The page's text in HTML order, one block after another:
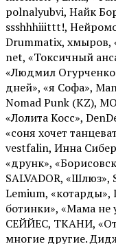
polnalyubvi, Найк
ssshhhiiittt!,
Drummatix, хмыров,
net, «Токсичный
«Людмил
дней», «я Софа»,
Nomad Punk (KZ),
«Лолита Косс»,
«соня хочет
vestfalin, Инна
«друнк»,
SALVADOR, «Шлюз»,
Lemium,
ботинки», «Мама не
СЕЙЙЕС, ТКАНИ,
многие другие.